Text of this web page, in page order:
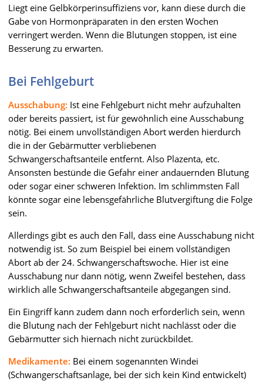
Liegt eine Gelbkörperinsuffiziens vor, kann diese durch die
Gabe von Hormonpräparaten in den ersten Wochen
verringert werden. Wenn die Blutungen stoppen, ist eine
Besserung zu erwarten.
Bei Fehlgeburt
Ausschabung: Ist eine Fehlgeburt nicht mehr aufzuhalten
oder bereits passiert, ist für gewöhnlich eine Ausschabung
nötig. Bei einem unvollständigen Abort werden hierdurch
die in der Gebärmutter verbliebenen
Schwangerschaftsanteile entfernt. Also Plazenta, etc.
Ansonsten bestünde die Gefahr einer andauernden Blutung
oder sogar einer schweren Infektion. Im schlimmsten Fall
könnte sogar eine lebensgefährliche Blutvergiftung die Folge
sein.
Allerdings gibt es auch den Fall, dass eine Ausschabung nicht
notwendig ist. So zum Beispiel bei einem vollständigen
Abort ab der 24. Schwangerschaftswoche. Hier ist eine
Ausschabung nur dann nötig, wenn Zweifel bestehen, dass
wirklich alle Schwangerschaftsanteile abgegangen sind.
Ein Eingriff kann zudem dann noch erforderlich sein, wenn
die Blutung nach der Fehlgeburt nicht nachlässt oder die
Gebärmutter sich hiernach nicht zurückbildet.
Medikamente: Bei einem sogenannten Windei
(Schwangerschaftsanlage, bei der sich kein Kind entwickelt)